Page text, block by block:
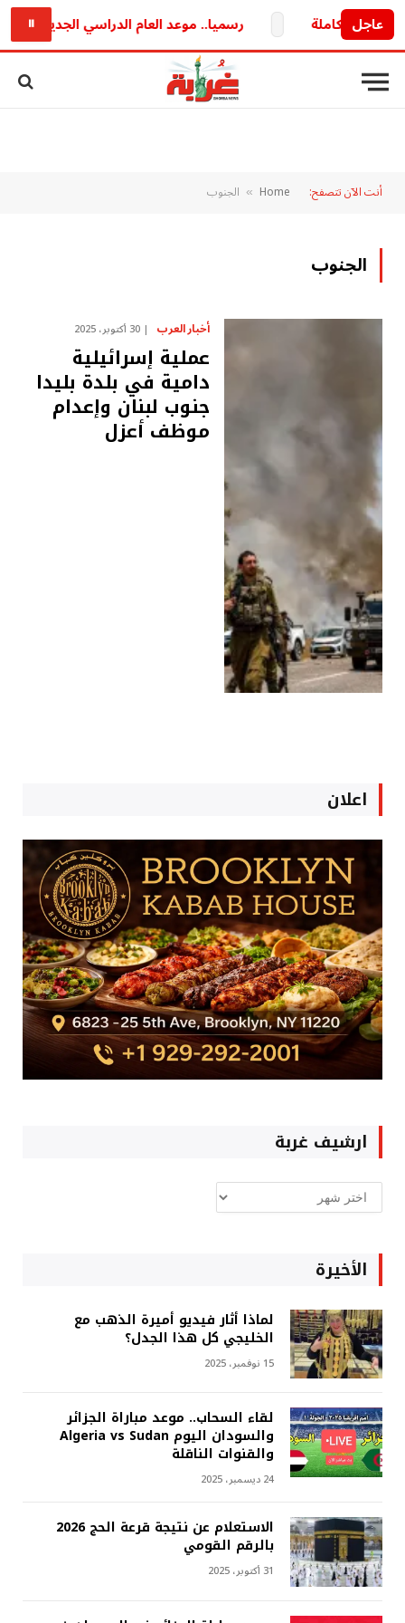
عاجل رسميا.. موعد العام الدراسي الجديد 2026/2027 وخريطة الدراسة والامتحانات كاملة ⏸
أنت الآن تتصفح: Home
» الجنوب
الجنوب
أخبار العرب 30 أكتوبر، 2025
عملية إسرائيلية
دامية في بلدة بليدا
جنوب لبنان وإعدام
موظف أعزل
اعلان
ارشيف غربة
ارشيف
غربة
الأخيرة
لماذا أثار فيديو أميرة الذهب مع
الخليجي كل هذا الجدل؟
15 نوفمبر، 2025
لقاء السحاب.. موعد مباراة الجزائر
والسودان اليوم Algeria vs Sudan
والقنوات الناقلة
24 ديسمبر، 2025
الاستعلام عن نتيجة قرعة الحج 2026
بالرقم القومي
31 أكتوبر، 2025